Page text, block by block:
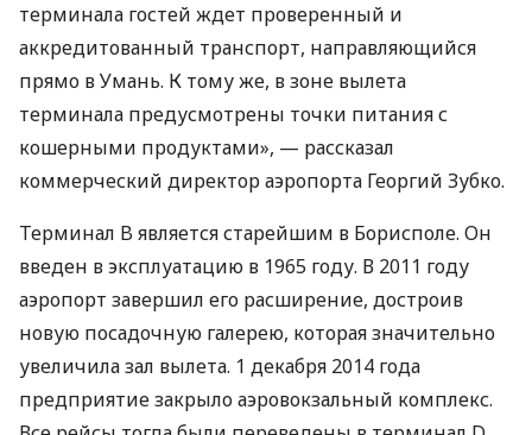
терминала гостей ждет проверенный и
аккредитованный транспорт, направляющийся
прямо в Умань. К тому же, в зоне вылета
терминала предусмотрены точки питания с
кошерными продуктами», — рассказал
коммерческий директор аэропорта Георгий Зубко.
Терминал B является старейшим в Борисполе. Он
введен в эксплуатацию в 1965 году. В 2011 году
аэропорт завершил его расширение, достроив
новую посадочную галерею, которая значительно
увеличила зал вылета. 1 декабря 2014 года
предприятие закрыло аэровокзальный комплекс.